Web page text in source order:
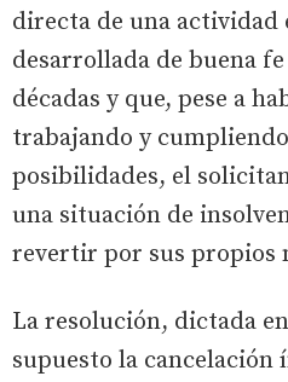
directa de una actividad
desarrollada de buena
décadas y que, pese a
trabajando y
posibilidades, el
una situación de
revertir por sus propios
La resolución, dictada
supuesto la cancelación